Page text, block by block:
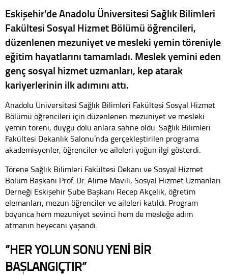
Eskişehir’de Anadolu Üniversitesi Sağlık Bilimleri
Fakültesi Sosyal Hizmet Bölümü öğrencileri,
düzenlenen mezuniyet ve mesleki yemin töreniyle
eğitim hayatlarını tamamladı. Meslek yemini eden
genç sosyal hizmet uzmanları, kep atarak
kariyerlerinin ilk adımını attı.
Anadolu Üniversitesi Sağlık Bilimleri Fakültesi Sosyal Hizmet
Bölümü öğrencileri için düzenlenen mezuniyet ve mesleki
yemin töreni, duygu dolu anlara sahne oldu. Sağlık Bilimleri
Fakültesi Dekanlık Salonu’nda gerçekleştirilen programa
akademisyenler, öğrenciler ve aileleri yoğun ilgi gösterdi.
Törene Sağlık Bilimleri Fakültesi Dekanı ve Sosyal Hizmet
Bölüm Başkanı Prof. Dr. Alime Mavili, Sosyal Hizmet Uzmanları
Derneği Eskişehir Şube Başkanı Recep Akçelik, öğretim
elemanları, mezun öğrenciler ve aileleri katıldı. Program
boyunca hem mezuniyet sevinci hem de mesleğe adım
atmanın heyecanı yaşandı.
“HER YOLUN SONU YENİ BİR
BAŞLANGIÇTIR”